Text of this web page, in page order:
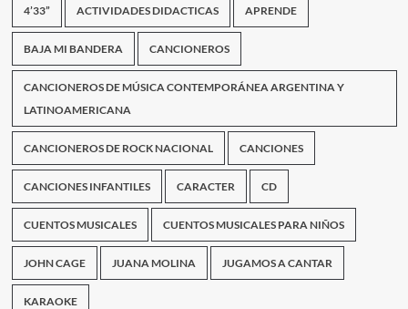
4’33” ACTIVIDADES DIDACTICAS APRENDE
BAJA MI BANDERA CANCIONEROS
CANCIONEROS DE MÚSICA CONTEMPORÁNEA ARGENTINA Y
LATINOAMERICANA
CANCIONEROS DE ROCK NACIONAL CANCIONES
CANCIONES INFANTILES CARACTER CD
CUENTOS MUSICALES CUENTOS MUSICALES PARA NIÑOS
JOHN CAGE JUANA MOLINA JUGAMOS A CANTAR
KARAOKE